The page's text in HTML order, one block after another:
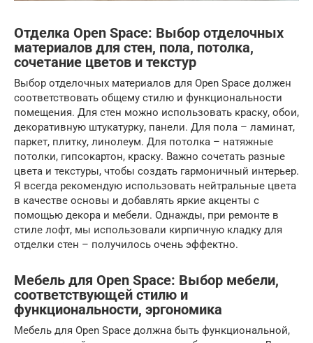
Отделка Open Space: Выбор отделочных
материалов для стен, пола, потолка,
сочетание цветов и текстур
Выбор отделочных материалов для Open Space должен
соответствовать общему стилю и функциональности
помещения. Для стен можно использовать краску, обои,
декоративную штукатурку, панели. Для пола – ламинат,
паркет, плитку, линолеум. Для потолка – натяжные
потолки, гипсокартон, краску. Важно сочетать разные
цвета и текстуры, чтобы создать гармоничный интерьер.
Я всегда рекомендую использовать нейтральные цвета
в качестве основы и добавлять яркие акценты с
помощью декора и мебели. Однажды, при ремонте в
стиле лофт, мы использовали кирпичную кладку для
отделки стен – получилось очень эффектно.
Мебель для Open Space: Выбор мебели,
соответствующей стилю и
функциональности, эргономика
Мебель для Open Space должна быть функциональной,